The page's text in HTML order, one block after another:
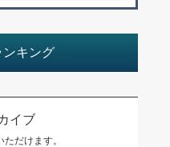
ンキング
イブ
だけます。